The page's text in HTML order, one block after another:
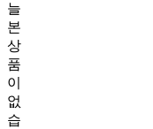
늘
본
상
품
이
없
습